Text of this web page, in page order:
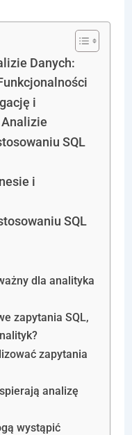
Danych:
i
SQL
i
SQL
dla analityka
zapytania SQL,
zapytania
analizę
wystąpić